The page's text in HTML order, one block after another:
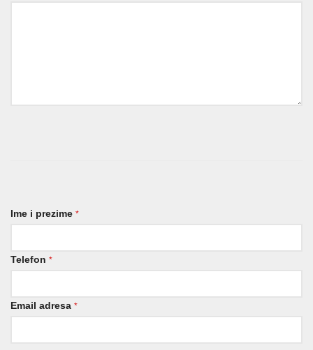
Ime i prezime *
Telefon *
Email adresa *